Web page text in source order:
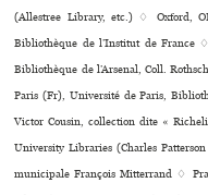
(Allestree Library, etc.) ♢ Oxford,
Bibliothèque de l’Institut de France
Bibliothèque de l’Arsenal, Coll.
Paris (Fr), Université de Paris,
Victor Cousin, collection dite «
University Libraries (Charles
muni­ci­pale François Mitterrand ♢